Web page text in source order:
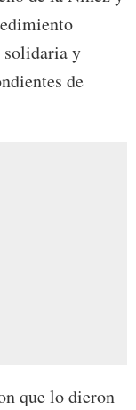
solidaria y
de
que lo dieron